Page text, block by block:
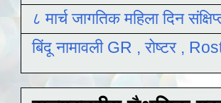
८ मार्च जागतिक महिला दिन
बिंदू नामावली GR , रोष्टर ,